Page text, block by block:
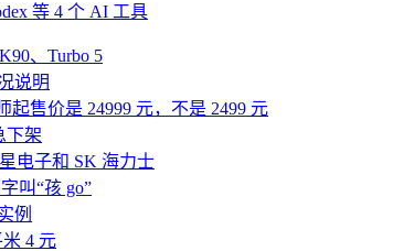
等 4 个 AI 工具
、Turbo 5
说明
售价是 24999 元，不是 2499 元
下架
电子和 SK 海力士
叫“孩 go”
例
4 元